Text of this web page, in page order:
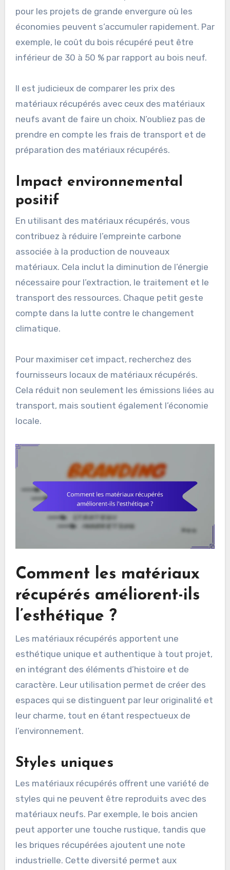
pour les projets de grande envergure où les
économies peuvent s’accumuler rapidement. Par
exemple, le coût du bois récupéré peut être
inférieur de 30 à 50 % par rapport au bois neuf.
Il est judicieux de comparer les prix des
matériaux récupérés avec ceux des matériaux
neufs avant de faire un choix. N’oubliez pas de
prendre en compte les frais de transport et de
préparation des matériaux récupérés.
Impact environnemental
positif
En utilisant des matériaux récupérés, vous
contribuez à réduire l’empreinte carbone
associée à la production de nouveaux
matériaux. Cela inclut la diminution de l’énergie
nécessaire pour l’extraction, le traitement et le
transport des ressources. Chaque petit geste
compte dans la lutte contre le changement
climatique.
Pour maximiser cet impact, recherchez des
fournisseurs locaux de matériaux récupérés.
Cela réduit non seulement les émissions liées au
transport, mais soutient également l’économie
locale.
Comment les matériaux
récupérés améliorent-ils
l’esthétique ?
Les matériaux récupérés apportent une
esthétique unique et authentique à tout projet,
en intégrant des éléments d’histoire et de
caractère. Leur utilisation permet de créer des
espaces qui se distinguent par leur originalité et
leur charme, tout en étant respectueux de
l’environnement.
Styles uniques
Les matériaux récupérés offrent une variété de
styles qui ne peuvent être reproduits avec des
matériaux neufs. Par exemple, le bois ancien
peut apporter une touche rustique, tandis que
les briques récupérées ajoutent une note
industrielle. Cette diversité permet aux